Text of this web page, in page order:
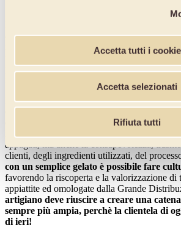
Accetta tutti i cookie
Accetta selezionati
Rifiuta tutti
agire sul livello sensoriale dei consumatori e
immediato, portandolo ad effettuare
una persona entra in gelateria è già
per rendere questa esperienza coinvolgente
L'artigiano che vuole rafforzare il proprio
da un punto di vista emotivo dovrà agire su
, creando vere e proprie
appagati, ma anche la consapevolezza,
clienti, degli ingredienti utilizzati, del
con un semplice gelato è possibile fare
favorendo la riscoperta e la valorizzazione di
appiattite ed omologate dalla Grande
artigiano deve riuscire a creare una
sempre più ampia, perchè la clientela di
di ieri!